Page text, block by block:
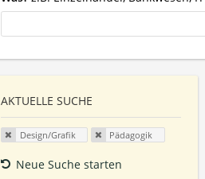
AKTUELLE SUCHE
Design/Grafik Pädagogik
Neue Suche starten